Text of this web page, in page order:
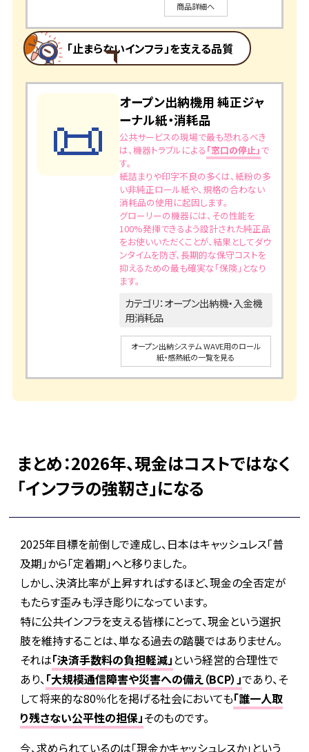
商品詳細へ
「止まらないインフラ」を支える品質
📜
オープン出納機用 純正ジャ
ーナル紙・消耗品
公共サービスの現場で最も恐れるべき
は、機器トラブルによる 「窓口の停止」で
す。
紙詰まりや印字不良の多くは、紙粉の多
い非純正ロール紙や、規格の合わない
消耗品の使用に起因します。
グローリーの機器には、その性能を
100%発揮できるよう設計された純正品
をお使いいただくことが、結果としてダウ
ンタイムを防ぎ、長期的な保守コストを
抑えるための最も確実な「保険」となり
ます。
カテゴリ：オープン出納機・入金機
用消耗品
オープン出納システム WAVE用のロール
紙・感熱紙の一覧を見る
まとめ：2026年、現金はコストではなく
「インフラの強靭さ」になる
2025年目標を前倒しで達成し、日本はキャッシュレス「普
及期」から「定着期」へと移りました。
しかし、決済比率が上昇すればするほど、現金の全否定が
もたらす歪みも浮き彫りになっています。
特に公共インフラを支える皆様にとって、現金という選択
肢を維持することは、単なる過去の踏襲ではありません。
それは「決済手数料の負担軽減」 という経営的合理性で
あり、「大規模通信障害や災害への備え（BCP）」であり、そ
して将来的な80％化を掲げる社会においても「誰一人取
り残さない公平性の担保」そのものです。
今、求められているのは「現金かキャッシュレスか」という